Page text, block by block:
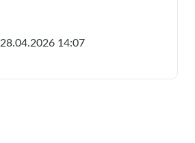
28.04.2026 14:07